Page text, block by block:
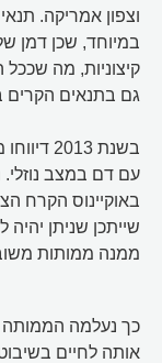
וצפון אמריקה.
במיוחד, שכן דמן
קיצוניות, מה
גם בתנאים הקרים
בשנת
עם דם במצב
באוקיינוס הקרח
שייתכן שניתן
ממנה ממותות
כך נעלמה הממותה
אותה לחיים